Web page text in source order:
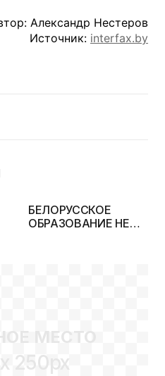
Александр Нестеров
Источник: interfax.by
БЕЛОРУССКОЕ
ОБРАЗОВАНИЕ НЕ
МЕСТО
250px